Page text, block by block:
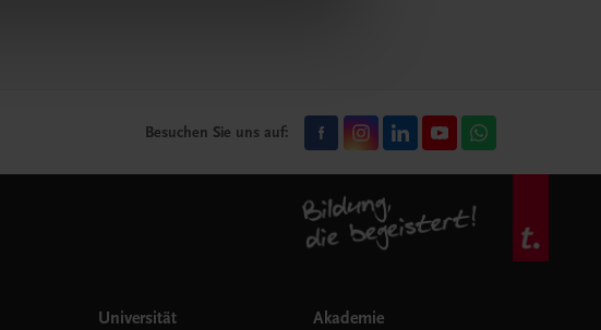
Besuchen Sie uns auf:
Universität Akademie